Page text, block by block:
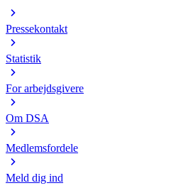
Pressekontakt
Statistik
For arbejdsgivere
Om DSA
Medlemsfordele
Meld dig ind